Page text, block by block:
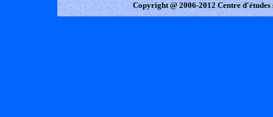
Copyright @ 2006-2012 Centre